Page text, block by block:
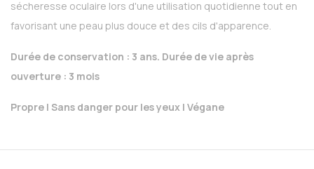
sécheresse oculaire lors d'une utilisation quotidienne tout en
favorisant une peau plus douce et des cils d'apparence.
Durée de conservation : 3 ans. Durée de vie après
ouverture : 3 mois
Propre | Sans danger pour les yeux | Végane